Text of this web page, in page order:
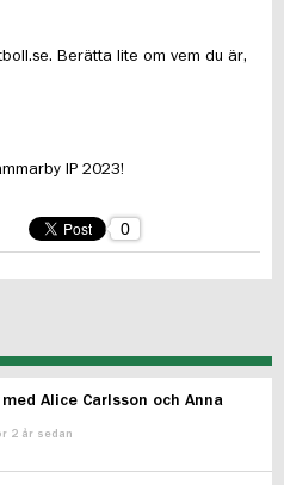
. Berätta lite om vem du är,
IP 2023!
0
Alice Carlsson och Anna
2 år sedan